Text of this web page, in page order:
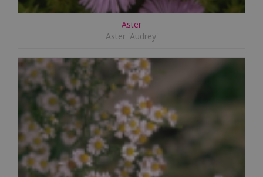
Aster
Aster 'Audrey'